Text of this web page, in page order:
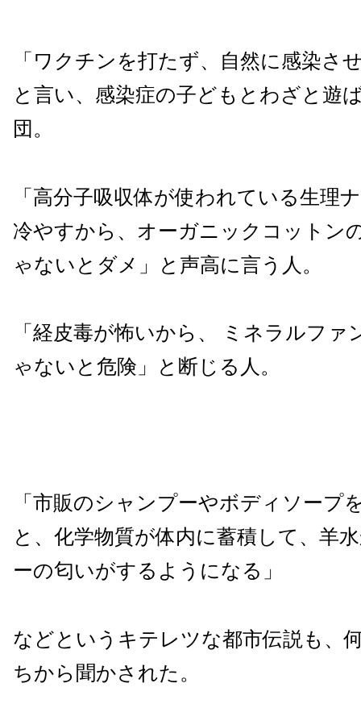
「ワクチンを打たず、自然に感染さ
と言い、感染症の子どもとわざと遊
団。
「高分子吸収体が使われている生理
冷やすから、オーガニックコットン
ゃないとダメ」と声高に言う人。
「経皮毒が怖いから、 ミネラルファ
ゃないと危険」と断じる人。
「市販のシャンプーやボディソープ
と、化学物質が体内に蓄積して、羊
ーの匂いがするようになる」
などというキテレツな都市伝説も、
ちから聞かされた。